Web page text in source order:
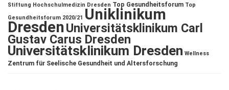
Stiftung Hochschulmedizin Dresden Top Gesundheitsforum Top
Gesundheitsforum 2020/21 Uniklinikum
DresdenUniversitätsklinikum Carl
Gustav Carus Dresden
Universitätsklinikum Dresden Wellness
Zentrum für Seelische Gesundheit und Altersforschung